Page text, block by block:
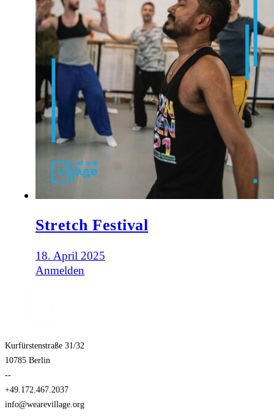
Stretch Festival
18. April 2025
Anmelden
Kurfürstenstraße 31/32
10785 Berlin
--
+49.172.467.2037
info@wearevillage.org